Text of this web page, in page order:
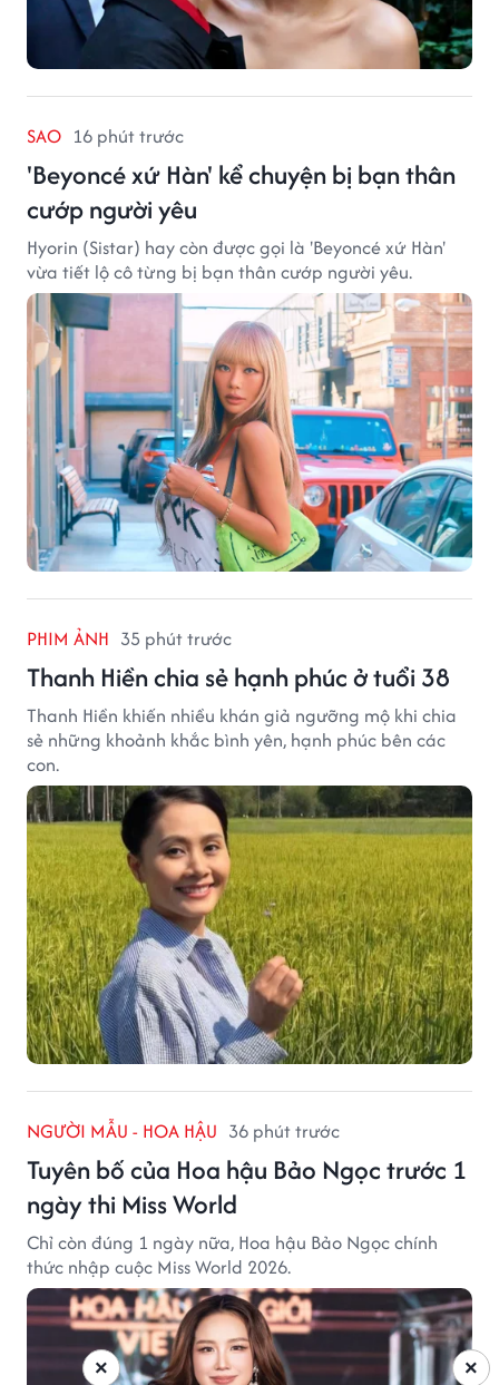
SAO 16 phút trước
'Beyoncé xứ Hàn' kể chuyện bị bạn thân
cướp người yêu
Hyorin (Sistar) hay còn được gọi là 'Beyoncé xứ Hàn'
vừa tiết lộ cô từng bị bạn thân cướp người yêu.
PHIM ẢNH 35 phút trước
Thanh Hiền chia sẻ hạnh phúc ở tuổi 38
Thanh Hiền khiến nhiều khán giả ngưỡng mộ khi chia
sẻ những khoảnh khắc bình yên, hạnh phúc bên các
con.
NGƯỜI MẪU - HOA HẬU 36 phút trước
Tuyên bố của Hoa hậu Bảo Ngọc trước 1
ngày thi Miss World
Chỉ còn đúng 1 ngày nữa, Hoa hậu Bảo Ngọc chính
thức nhập cuộc Miss World 2026.
×
×